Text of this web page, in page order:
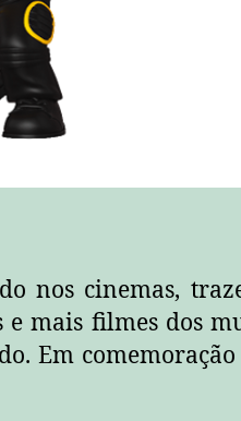
nos cinemas,
mais filmes dos
Em comemoração